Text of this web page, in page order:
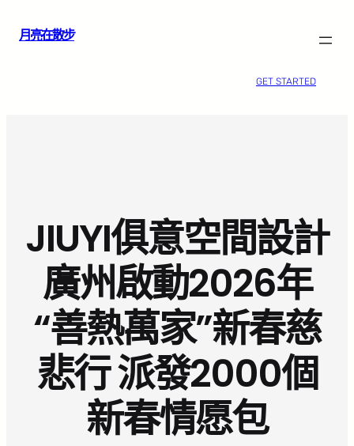
月亮在散步
GET STARTED
JIUYI俱意空間設計
廣州啟動2026年
“善熱萬家”新春慈
悲行 派發2000個
新春情愿包